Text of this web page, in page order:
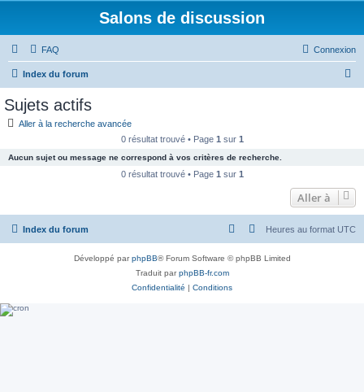
Salons de discussion
FAQ Connexion
Index du forum
c
e
Sujets actifs
Aller à la recherche avancée
0 résultat trouvé • Page 1 sur 1
Aucun sujet ou message ne correspond à vos critères de recherche.
0 résultat trouvé • Page 1 sur 1
Aller à
Index du forum Heures au format UTC
Développé parphpBB® Forum Software © phpBB Limited
Traduit parphpBB-fr.com
Confidentialité | Conditions